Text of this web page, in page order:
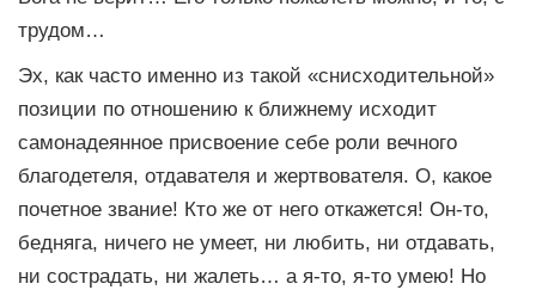
трудом…
Эх, как часто именно из такой «снисходительной»
позиции по отношению к ближнему исходит
самонадеянное присвоение себе роли вечного
благодетеля, отдавателя и жертвователя. О, какое
почетное звание! Кто же от него откажется! Он-то,
бедняга, ничего не умеет, ни любить, ни отдавать,
ни сострадать, ни жалеть… а я-то, я-то умею! Но